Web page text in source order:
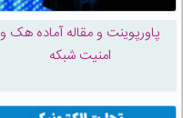
پاورپوینت و مقاله آماده هک و
امنیت شبکه